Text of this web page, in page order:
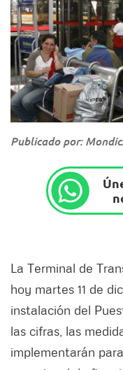
Publicado por:
La Terminal de
hoy martes 11 de
instalación del
las cifras, las
implementarán